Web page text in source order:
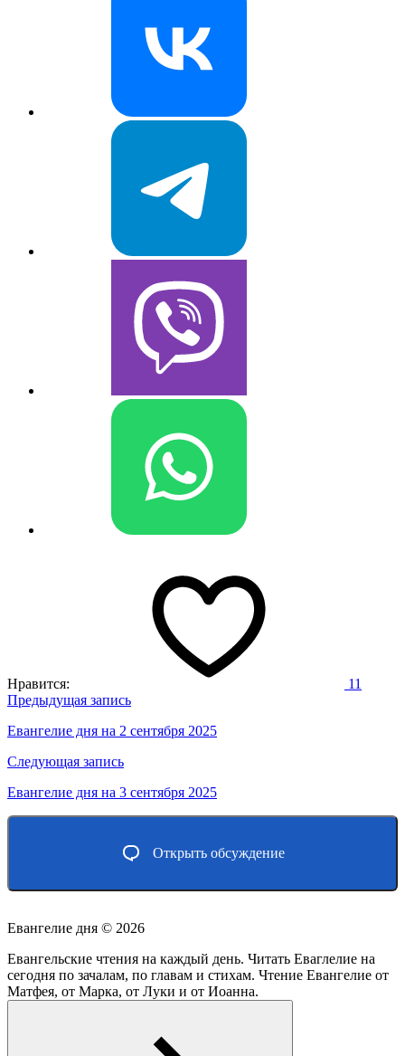
Нравится: 11
Навигация
по
записям
Предыдущая запись
Евангелие дня на 2 сентября 2025
Следующая запись
Евангелие дня на 3 сентября 2025
Открыть обсуждение
Евангелие дня © 2026
Евангельские чтения на каждый день. Читать Еваглелие на
сегодня по зачалам, по главам и стихам. Чтение Евангелие от
Матфея, от Марка, от Луки и от Иоанна.